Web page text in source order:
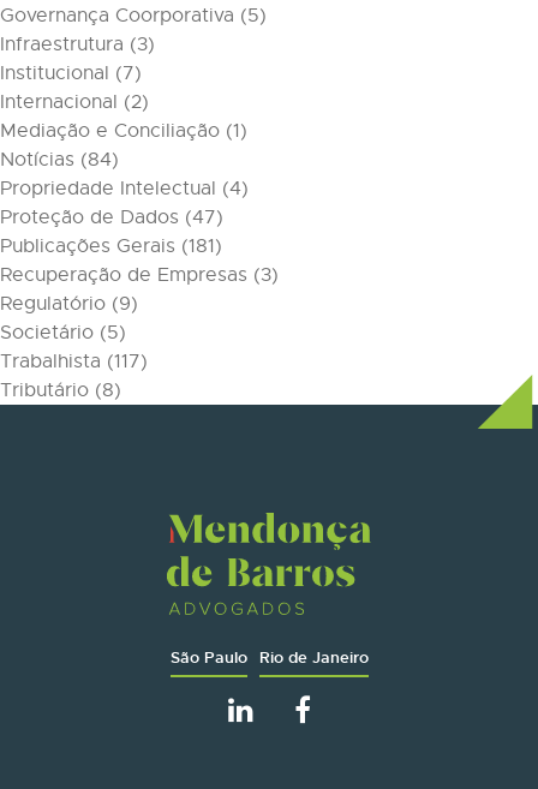
Governança Coorporativa (5)
Infraestrutura (3)
Institucional (7)
Internacional (2)
Mediação e Conciliação (1)
Notícias (84)
Propriedade Intelectual (4)
Proteção de Dados (47)
Publicações Gerais (181)
Recuperação de Empresas (3)
Regulatório (9)
Societário (5)
Trabalhista (117)
Tributário (8)
São Paulo Rio de Janeiro